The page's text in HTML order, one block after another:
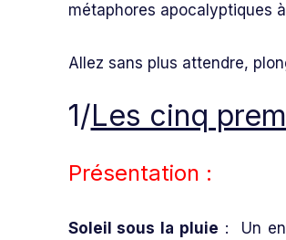
métaphores apocalyptiques
Allez sans plus attendre,
1/Les cinq
Présentation :
Soleil sous la pluie : Un